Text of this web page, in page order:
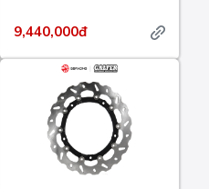
9,440,000đ